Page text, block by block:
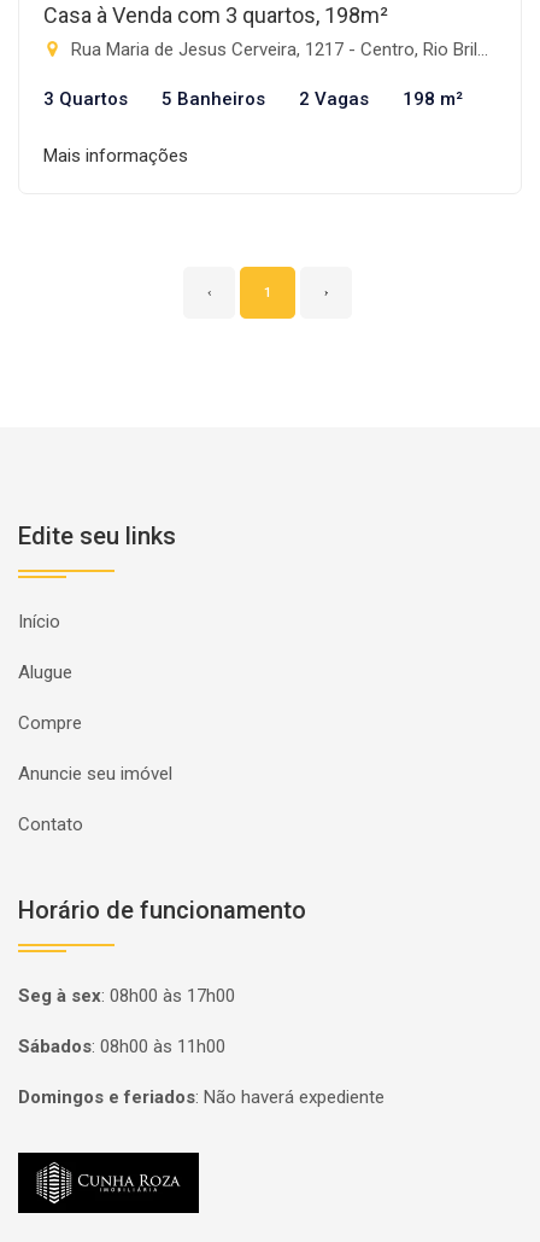
Casa à Venda com 3 quartos, 198m²
Rua Maria de Jesus Cerveira, 1217 - Centro, Rio Brilhante-MS
3 Quartos 5 Banheiros 2 Vagas 198 m²
Mais informações
‹ 1 ›
Edite seu links
Início
Alugue
Compre
Anuncie seu imóvel
Contato
Horário de funcionamento
Seg à sex: 08h00 às 17h00
Sábados: 08h00 às 11h00
Domingos e feriados: Não haverá expediente
Página inicial